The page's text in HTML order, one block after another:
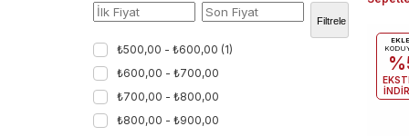
Filtrele
₺500,00 - ₺600,00 (1)
₺600,00 - ₺700,00
₺700,00 - ₺800,00
₺800,00 - ₺900,00